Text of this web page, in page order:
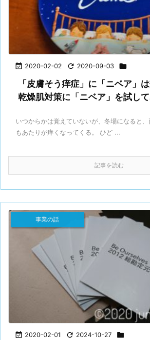
 2020-02-02  2020-09-03 
「皮膚そう痒症」に「ニベア」は
乾燥肌対策に「ニベア」を試して
いつからかは覚えていないが、冬場になると
もあたりが痒くなってくる。 ひど ...
記事を読む
 2020-02-01  2024-10-27 
事業の話